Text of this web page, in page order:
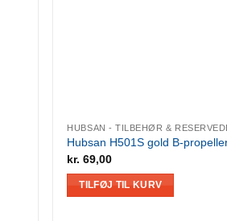
HUBSAN - TILBEHØR &
Hubsan H501S gold B-
kr. 69,00
TILFØJ TIL KURV